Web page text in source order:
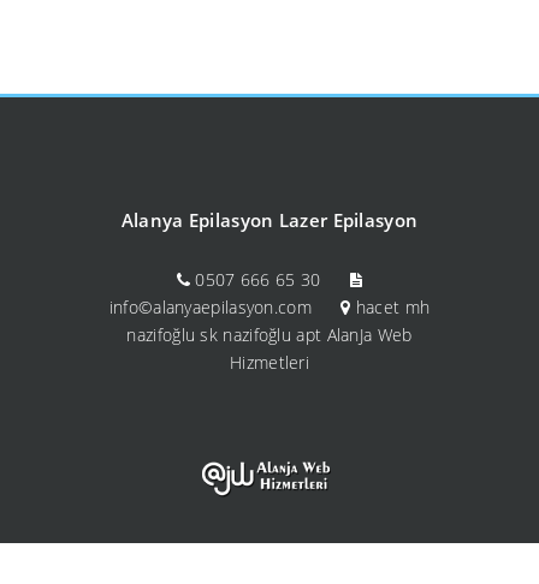
Alanya Epilasyon Lazer Epilasyon
0507 666 65 30
info©alanyaepilasyon.com
hacet mh
nazifoğlu sk nazifoğlu apt AlanJa Web
Hizmetleri